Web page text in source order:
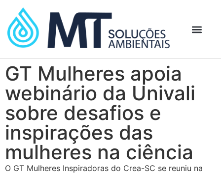
GT Mulheres apoia
webinário da Univali
sobre desafios e
inspirações das
mulheres na ciência
O GT Mulheres Inspiradoras do Crea-SC se reuniu na